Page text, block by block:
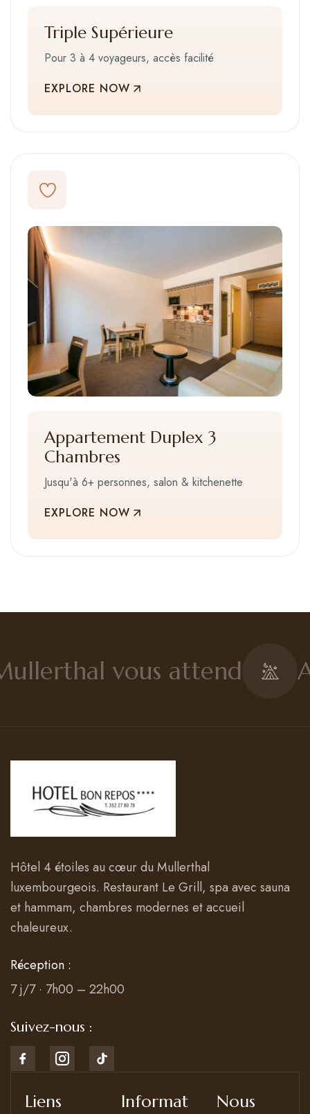
Triple Supérieure
Pour 3 à 4 voyageurs, accès facilité
EXPLORE NOW
Appartement Duplex 3
Chambres
Jusqu'à 6+ personnes, salon & kitchenette
EXPLORE NOW
vous attend
Hôtel 4 étoiles au cœur du Mullerthal
luxembourgeois. Restaurant Le Grill, spa avec sauna
et hammam, chambres modernes et accueil
chaleureux.
Réception :
7 j/7 · 7h00 – 22h00
Suivez-nous :
Liens
Informat
Nous